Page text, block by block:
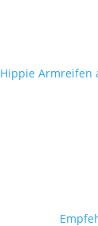
Hippie Armreifen